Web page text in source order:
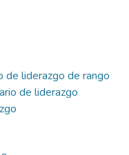
de liderazgo de rango
de liderazgo